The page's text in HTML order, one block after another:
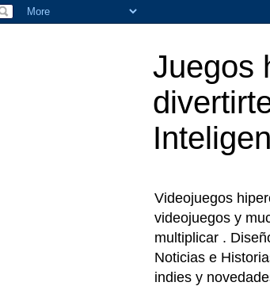
Juegos
Videojuegos
videojuegos y
multiplicar .
Noticias e
indies y